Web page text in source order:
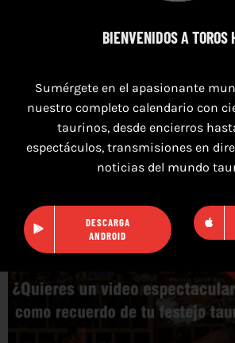
BIENVENIDOS A TOROS
Sumérgete en el apasionante
nuestro completo calendario con
taurinos, desde encierros
espectáculos, transmisiones en
noticias del mundo
DESCARGA
ANDROID